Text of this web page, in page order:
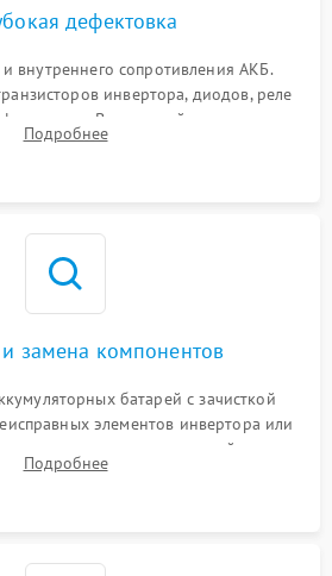
дефектовка
внутреннего сопротивления АКБ.
инвертора, диодов, реле
Визуальный поиск вздутых
и прогаров на печатной плате.
Подробнее
замена компонентов
батарей с зачисткой
элементов инвертора или
и монтаж новых радиодеталей.
токоведущих дорожек и
Подробнее